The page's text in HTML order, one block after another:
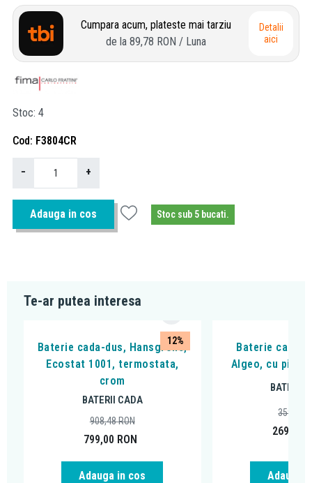
Cumpara acum, plateste mai tarziu
de la 89,78 RON / Luna
Detalii
aici
Stoc 4
Cod F3804CR
− +
Adauga in cos Stoc sub 5 bucati.
Te-ar putea interesa
12%
Baterie cada-dus, Hansgrohe,
Ecostat 1001, termostata,
crom
BATERII CADA
799,00 RON
908,48RON
Adauga in cos
Baterie cada -
Algeo, cu pipa
BATERII
269,00
359,99
Adauga